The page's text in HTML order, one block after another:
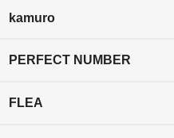
kamuro
PERFECT NUMBER
FLEA